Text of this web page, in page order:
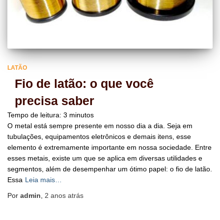
LATÃO
Fio de latão: o que você
precisa saber
Tempo de leitura: 3 minutos
O metal está sempre presente em nosso dia a dia. Seja em
tubulações, equipamentos eletrônicos e demais itens, esse
elemento é extremamente importante em nossa sociedade. Entre
esses metais, existe um que se aplica em diversas utilidades e
segmentos, além de desempenhar um ótimo papel: o fio de latão.
Essa Leia mais…
Por admin 2 anos atrás